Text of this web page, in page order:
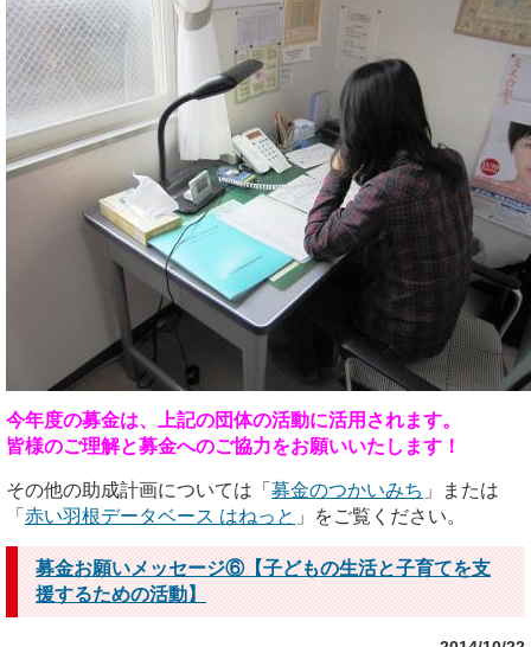
今年度の募金は、上記の団体の活動に活用されます。
皆様のご理解と募金へのご協力をお願いいたします！
その他の助成計画については「 募金のつかいみち 」または
「 赤い羽根データベース はねっと 」をご覧ください。
募金お願いメッセージ⑥【子どもの生活と子育てを支
援するための活動】